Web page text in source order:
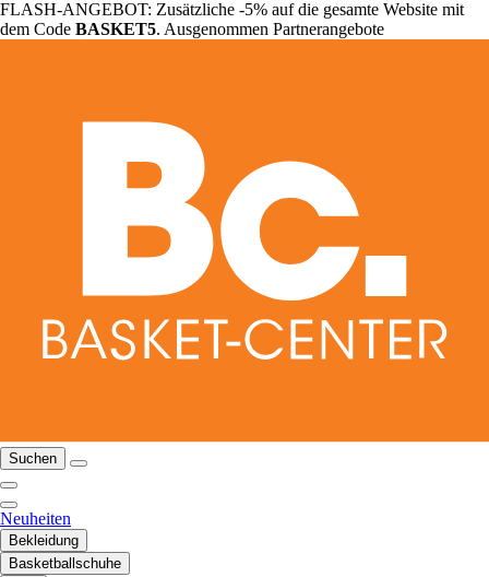
FLASH-ANGEBOT: Zusätzliche -5% auf die gesamte Website mit
dem Code BASKET5. Ausgenommen Partnerangebote
Suchen
Neuheiten
Bekleidung
Basketballschuhe